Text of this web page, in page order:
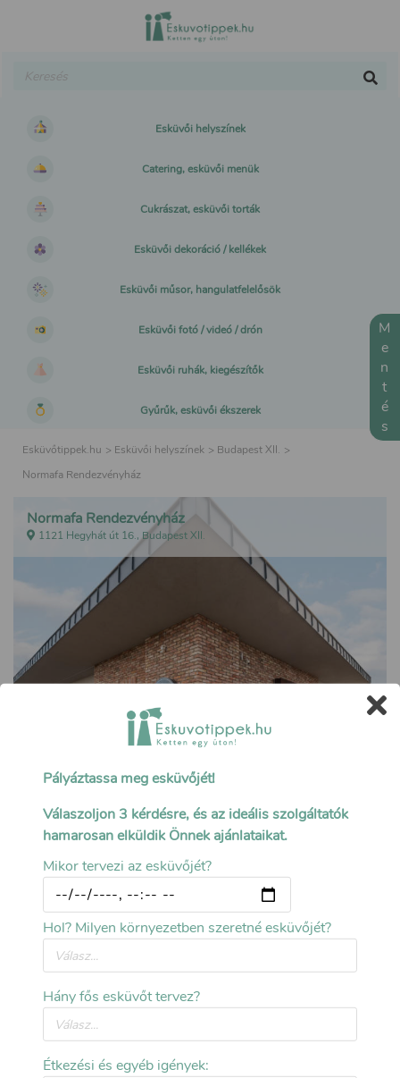
Esküvői helyszínek
Catering, esküvői menük
Cukrászat, esküvői torták
Esküvői dekoráció / kellékek
Esküvői műsor, hangulatfelelősök
Esküvői fotó / videó / drón
Esküvői ruhák, kiegészítők
Gyűrűk, esküvői ékszerek
Esküvőtippek.hu > Esküvői helyszínek > Budapest XII. >
Normafa Rendezvényház
Normafa Rendezvényház
1121 Hegyhát út 16., Budapest XII.
Fotók megtekintése
Teremtáblázat
Nagyterem
Mentés
Pályáztassa meg esküvőjét!
Válaszoljon 3 kérdésre, és az ideális szolgáltatók
hamarosan elküldik Önnek ajánlataikat.
Mikor tervezi az esküvőjét?
Hol? Milyen környezetben szeretné esküvőjét?
Hány fős esküvőt tervez?
Étkezési és egyéb igények: